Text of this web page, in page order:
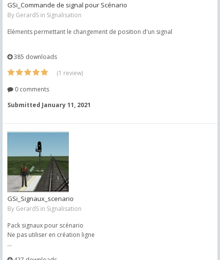
GSi_Commande de signal pour Scénario
By GerardS in Signalisation
Eléments permettant le changement de position d'un signal
385 downloads
(1 review)
0 comments
Submitted January 11, 2021
GSi_Signaux_scenario
By GerardS in Signalisation
Pack signaux pour scénario
Ne pas utiliser en création ligne
...